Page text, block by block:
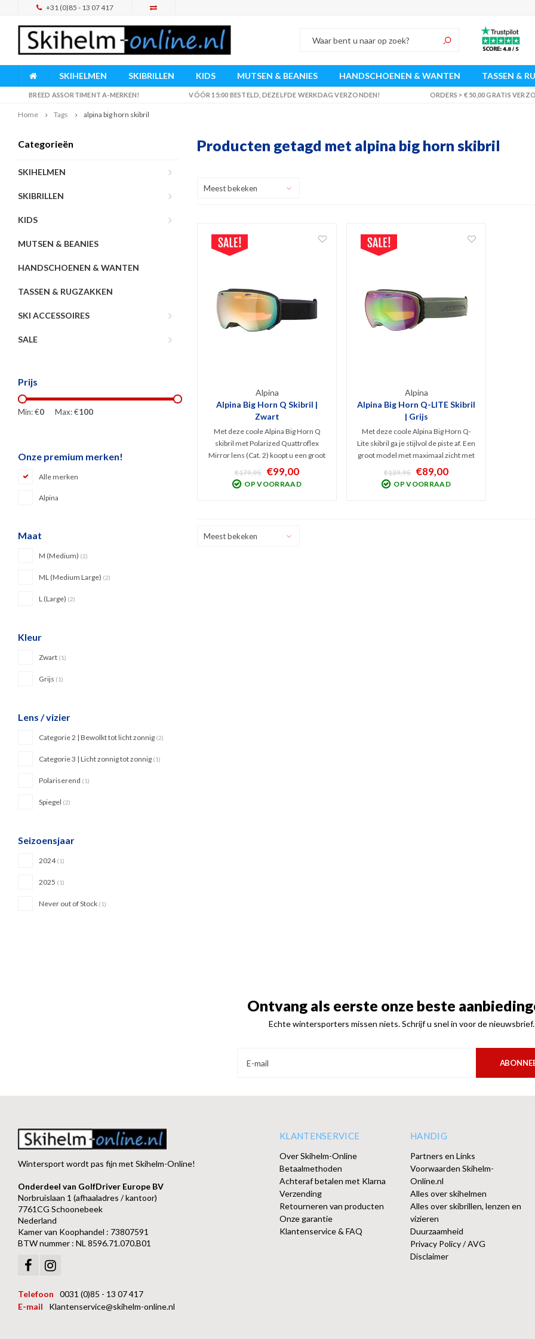
+31 (0)85 - 13 07 417
SKIHELMEN SKIBRILLEN KIDS MUTSEN & BEANIES HANDSCHOENEN & WANTEN TASSEN &
BREED ASSORTIMENT A-MERKEN! VÓÓR 15:00 BESTELD, DEZELFDE WERKDAG VERZONDEN! ORDERS > € 50,00 GRATIS
Home Tags alpina big horn skibril
Categorieën
SKIHELMEN
SKIBRILLEN
KIDS
MUTSEN & BEANIES
HANDSCHOENEN & WANTEN
TASSEN & RUGZAKKEN
SKI ACCESSOIRES
SALE
Prijs
Min: €0 Max: €100
Onze premium merken!
Alle merken
Alpina
Maat
M (Medium) (2)
ML (Medium Large) (2)
L (Large) (2)
Kleur
Zwart (1)
Grijs (1)
Lens / vizier
Categorie 2 | Bewolkt tot licht zonnig (2)
Categorie 3 | Licht zonnig tot zonnig (1)
Polariserend (1)
Spiegel (2)
Seizoensjaar
2024(1)
2025 (1)
Never out of Stock (1)
Producten getagd met alpina big horn skibril
Meest bekeken
Alpina
Alpina Big Horn Q Skibril |
Zwart
Met deze coole Alpina Big Horn Q
skibril met Polarized Quattroflex
Mirror lens (Cat. 2) koopt u een groot
model snow goggles met zeer breed
zichtveld. Stijlvol Freeride model
met Thermoblock techniek waardoor
€179,95 €99,00
OP VOORRAAD
Alpina
Alpina Big Horn Q-LITE Skibril
| Grijs
Met deze coole Alpina Big Horn Q-
Lite skibril ga je stijlvol de piste af. Een
groot model met maximaal zicht met
Quattroflex Lite Mirror lens (Cat. 2).
Thermoblock techniek waardoor de
bril niet bevriest en nauwelijks
€139,95 €89,00
OP VOORRAAD
Meest bekeken
Ontvang als eerste onze beste
Echte wintersporters missen niets. Schrijf u snel in voor de nieuwsbrief.
Wintersport wordt pas fijn met Skihelm-Online!
Onderdeel van GolfDriver Europe BV
Norbruislaan 1 (afhaaladres / kantoor)
7761CG Schoonebeek
Nederland
Kamer van Koophandel : 73807591
BTW nummer : NL 8596.71.070.B01
Telefoon
0031 (0)85 - 13 07 417
E-mail
Klantenservice@skihelm-online.nl
KLANTENSERVICE
Over Skihelm-Online
Betaalmethoden
Achteraf betalen met Klarna
Verzending
Retourneren van producten
Onze garantie
Klantenservice & FAQ
HANDIG
Partners en Links
Voorwaarden Skihelm-
Online.nl
Alles over skihelmen
Alles over skibrillen, lenzen en
vizieren
Duurzaamheid
Privacy Policy / AVG
Disclaimer